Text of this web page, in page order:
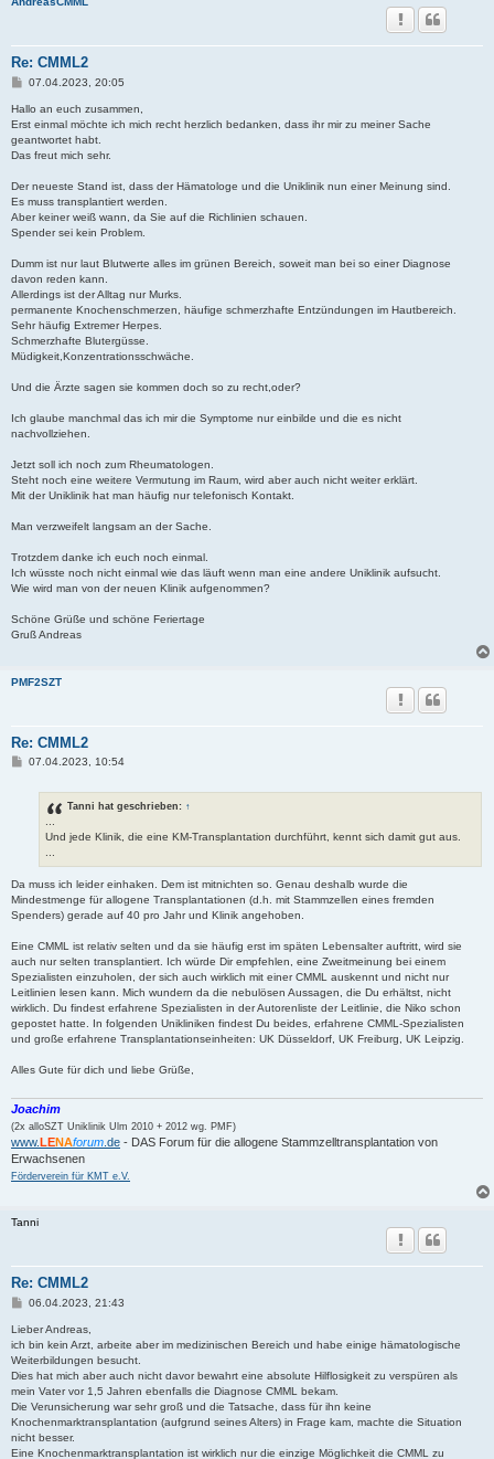
Re: CMML2
B
i
t
a
g
07.04.2023, 20:05
Hallo an euch zusammen,
Erst einmal möchte ich mich recht herzlich bedanken, dass ihr mir zu meiner Sache
geantwortet habt.
Das freut mich sehr.
Der neueste Stand ist, dass der Hämatologe und die Uniklinik nun einer Meinung sind.
Es muss transplantiert werden.
Aber keiner weiß wann, da Sie auf die Richlinien schauen.
Spender sei kein Problem.
Dumm ist nur laut Blutwerte alles im grünen Bereich, soweit man bei so einer Diagnose
davon reden kann.
Allerdings ist der Alltag nur Murks.
permanente Knochenschmerzen, häufige schmerzhafte Entzündungen im Hautbereich.
Sehr häufig Extremer Herpes.
Schmerzhafte Blutergüsse.
Müdigkeit,Konzentrationsschwäche.
Und die Ärzte sagen sie kommen doch so zu recht,oder?
Ich glaube manchmal das ich mir die Symptome nur einbilde und die es nicht
nachvollziehen.
Jetzt soll ich noch zum Rheumatologen.
Steht noch eine weitere Vermutung im Raum, wird aber auch nicht weiter erklärt.
Mit der Uniklinik hat man häufig nur telefonisch Kontakt.
Man verzweifelt langsam an der Sache.
Trotzdem danke ich euch noch einmal.
Ich wüsste noch nicht einmal wie das läuft wenn man eine andere Uniklinik aufsucht.
Wie wird man von der neuen Klinik aufgenommen?
Schöne Grüße und schöne Feriertage
Gruß Andreas
PMF2SZT
Re: CMML2
B07.04.2023, 10:54
Tanni hat geschrieben: ↑
Und jede Klinik, die eine KM-Transplantation durchführt, kennt sich damit gut aus.
Da muss ich leider einhaken. Dem ist mitnichten so. Genau deshalb wurde die
Mindestmenge für allogene Transplantationen (d.h. mit Stammzellen eines fremden
Spenders) gerade auf 40 pro Jahr und Klinik angehoben.
Eine CMML ist relativ selten und da sie häufig erst im späten Lebensalter auftritt, wird sie
auch nur selten transplantiert. Ich würde Dir empfehlen, eine Zweitmeinung bei einem
Spezialisten einzuholen, der sich auch wirklich mit einer CMML auskennt und nicht nur
Leitlinien lesen kann. Mich wundern da die nebulösen Aussagen, die Du erhältst, nicht
wirklich. Du findest erfahrene Spezialisten in der Autorenliste der Leitlinie, die Niko schon
gepostet hatte. In folgenden Unikliniken findest Du beides, erfahrene CMML-Spezialisten
und große erfahrene Transplantationseinheiten: UK Düsseldorf, UK Freiburg, UK Leipzig.
Alles Gute für dich und liebe Grüße,
Joachim
(2x alloSZT Uniklinik Ulm 2010 + 2012 wg. PMF)
www.LENAforum .de - DAS Forum für die allogene Stammzelltransplantation von
Erwachsenen
Förderverein für KMT e.V.
Tanni
Re: CMML2
B
i
t
a
g
06.04.2023, 21:43
Lieber Andreas,
ich bin kein Arzt, arbeite aber im medizinischen Bereich und habe einige hämatologische
Weiterbildungen besucht.
Dies hat mich aber auch nicht davor bewahrt eine absolute Hilflosigkeit zu verspüren als
mein Vater vor 1,5 Jahren ebenfalls die Diagnose CMML bekam.
Die Verunsicherung war sehr groß und die Tatsache, dass für ihn keine
Knochenmarktransplantation (aufgrund seines Alters) in Frage kam, machte die Situation
nicht besser.
Eine Knochenmarktransplantation ist wirklich nur die einzige Möglichkeit die CMML zu